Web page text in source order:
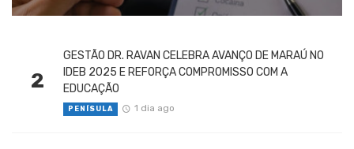
2
GESTÃO DR. RAVAN CELEBRA AVANÇO DE MARAÚ NO
IDEB 2025 E REFORÇA COMPROMISSO COM A
EDUCAÇÃO
PENÍSULA 1 dia ago